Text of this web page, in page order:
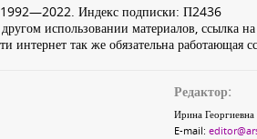
1992—2022. Индекс подписки: П2436
использовании материалов, ссылка на
интернет так же обязательна работающая
Редактор:
Ирина Георгиевна
E-mail: